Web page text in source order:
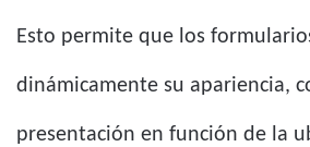
Esto permite que los
dinámicamente su apariencia,
presentación en función de la